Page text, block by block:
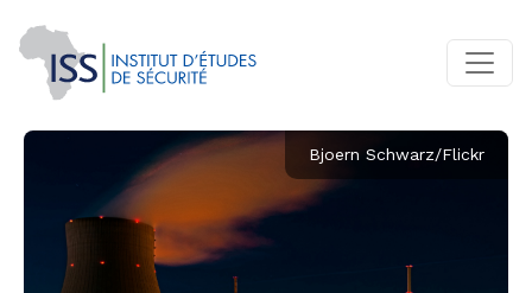
Bjoern Schwarz/Flickr